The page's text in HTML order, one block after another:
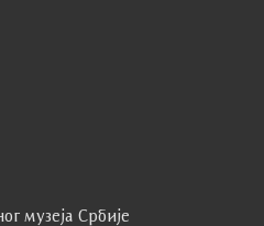
музеја Србије